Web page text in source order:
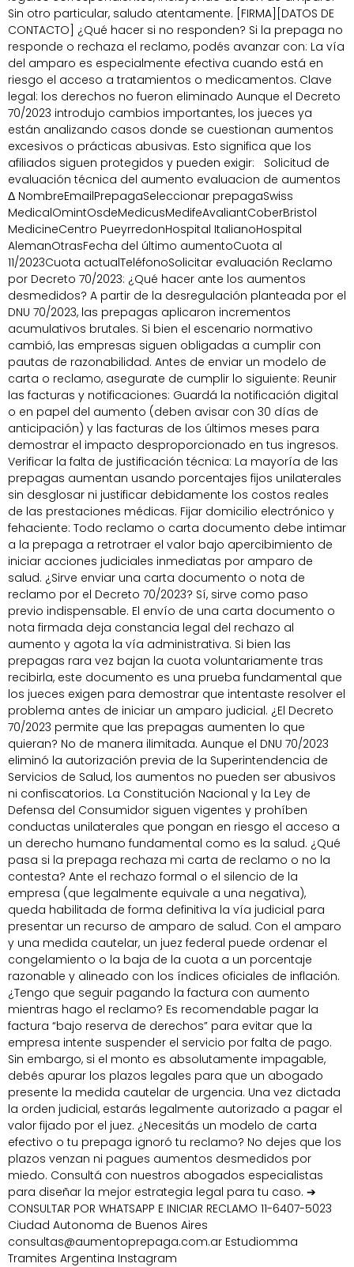
Sin otro particular, saludo atentamente. [FIRMA][DATOS DE
CONTACTO] ¿Qué hacer si no responden? Si la prepaga no
responde o rechaza el reclamo, podés avanzar con: La vía
del amparo es especialmente efectiva cuando está en
riesgo el acceso a tratamientos o medicamentos. Clave
legal: los derechos no fueron eliminado Aunque el Decreto
70/2023 introdujo cambios importantes, los jueces ya
están analizando casos donde se cuestionan aumentos
excesivos o prácticas abusivas. Esto significa que los
afiliados siguen protegidos y pueden exigir: Solicitud de
evaluación técnica del aumento evaluacion de aumentos
Δ NombreEmailPrepagaSeleccionar prepagaSwiss
MedicalOmintOsdeMedicusMedifeAvaliantCoberBristol
MedicineCentro PueyrredonHospital ItalianoHospital
AlemanOtrasFecha del último aumentoCuota al
11/2023Cuota actualTeléfonoSolicitar evaluación Reclamo
por Decreto 70/2023: ¿Qué hacer ante los aumentos
desmedidos? A partir de la desregulación planteada por el
DNU 70/2023, las prepagas aplicaron incrementos
acumulativos brutales. Si bien el escenario normativo
cambió, las empresas siguen obligadas a cumplir con
pautas de razonabilidad. Antes de enviar un modelo de
carta o reclamo, asegurate de cumplir lo siguiente: Reunir
las facturas y notificaciones: Guardá la notificación digital
o en papel del aumento (deben avisar con 30 días de
anticipación) y las facturas de los últimos meses para
demostrar el impacto desproporcionado en tus ingresos.
Verificar la falta de justificación técnica: La mayoría de las
prepagas aumentan usando porcentajes fijos unilaterales
sin desglosar ni justificar debidamente los costos reales
de las prestaciones médicas. Fijar domicilio electrónico y
fehaciente: Todo reclamo o carta documento debe intimar
a la prepaga a retrotraer el valor bajo apercibimiento de
iniciar acciones judiciales inmediatas por amparo de
salud. ¿Sirve enviar una carta documento o nota de
reclamo por el Decreto 70/2023? Sí, sirve como paso
previo indispensable. El envío de una carta documento o
nota firmada deja constancia legal del rechazo al
aumento y agota la vía administrativa. Si bien las
prepagas rara vez bajan la cuota voluntariamente tras
recibirla, este documento es una prueba fundamental que
los jueces exigen para demostrar que intentaste resolver el
problema antes de iniciar un amparo judicial. ¿El Decreto
70/2023 permite que las prepagas aumenten lo que
quieran? No de manera ilimitada. Aunque el DNU 70/2023
eliminó la autorización previa de la Superintendencia de
Servicios de Salud, los aumentos no pueden ser abusivos
ni confiscatorios. La Constitución Nacional y la Ley de
Defensa del Consumidor siguen vigentes y prohíben
conductas unilaterales que pongan en riesgo el acceso a
un derecho humano fundamental como es la salud. ¿Qué
pasa si la prepaga rechaza mi carta de reclamo o no la
contesta? Ante el rechazo formal o el silencio de la
empresa (que legalmente equivale a una negativa),
queda habilitada de forma definitiva la vía judicial para
presentar un recurso de amparo de salud. Con el amparo
y una medida cautelar, un juez federal puede ordenar el
congelamiento o la baja de la cuota a un porcentaje
razonable y alineado con los índices oficiales de inflación.
¿Tengo que seguir pagando la factura con aumento
mientras hago el reclamo? Es recomendable pagar la
factura “bajo reserva de derechos” para evitar que la
empresa intente suspender el servicio por falta de pago.
Sin embargo, si el monto es absolutamente impagable,
debés apurar los plazos legales para que un abogado
presente la medida cautelar de urgencia. Una vez dictada
la orden judicial, estarás legalmente autorizado a pagar el
valor fijado por el juez. ¿Necesitás un modelo de carta
efectivo o tu prepaga ignoró tu reclamo? No dejes que los
plazos venzan ni pagues aumentos desmedidos por
miedo. Consultá con nuestros abogados especialistas
para diseñar la mejor estrategia legal para tu caso. ➔
CONSULTAR POR WHATSAPP E INICIAR RECLAMO 11-6407-5023
Ciudad Autonoma de Buenos Aires
consultas@aumentoprepaga.com.ar Estudiomma
Tramites Argentina Instagram